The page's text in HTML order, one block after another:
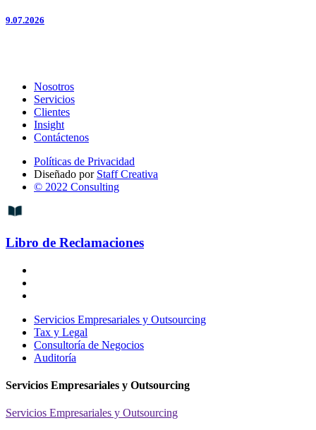
9.07.2026
Nosotros
Servicios
Clientes
Insight
Contáctenos
Políticas de Privacidad
Diseñado por Staff Creativa
© 2022 Consulting
Libro de Reclamaciones
Servicios Empresariales y Outsourcing
Tax y Legal
Consultoría de Negocios
Auditoría
Servicios Empresariales y Outsourcing
Servicios Empresariales y Outsourcing